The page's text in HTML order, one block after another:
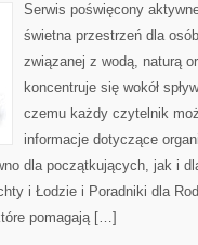
Serwis poświęcony
świetna przestrzeń dla
związanej z wodą, naturą
koncentruje się wokół
czemu każdy czytelnik
informacje dotyczące
dla początkujących, jak i
i Łodzie i Poradniki dla
pomagają […]